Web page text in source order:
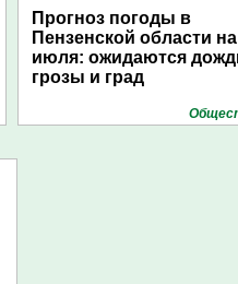
Прогноз погоды в
Пензенской области
июля: ожидаются
грозы и град